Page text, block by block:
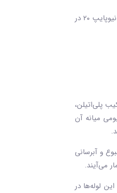
نصب لوله ۲۰ میلی متری نیوپایپ به دلیل انعطاف‌پذیری بالای این لوله‌ها، به راحتی و با استفاده از ابزارهای ساده انجام می‌شود.استفاده از لوله‌های پنج‌لایه نیوپایپ ۲۰ در
پلی‌اتیلن،
میانه آن
و آبرسانی
می‌آیند.
لوله‌ها در